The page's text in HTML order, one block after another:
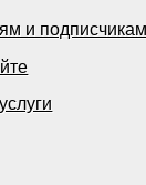
и подписчикам